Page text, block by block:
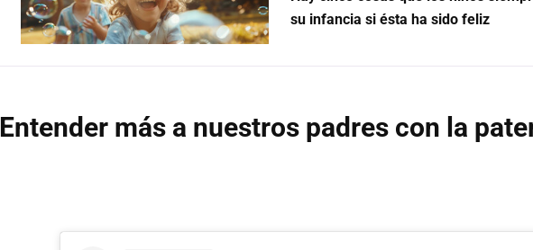
su infancia si ésta ha sido feliz
Entender más a nuestros padres con la